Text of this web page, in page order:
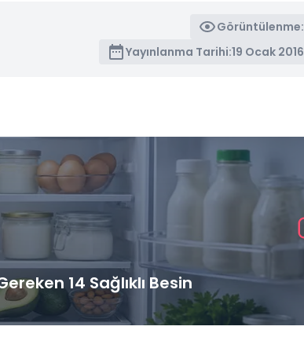
Görüntülenme:
Yayınlanma Tarihi:19 Ocak 2016
14 Sağlıklı Besin